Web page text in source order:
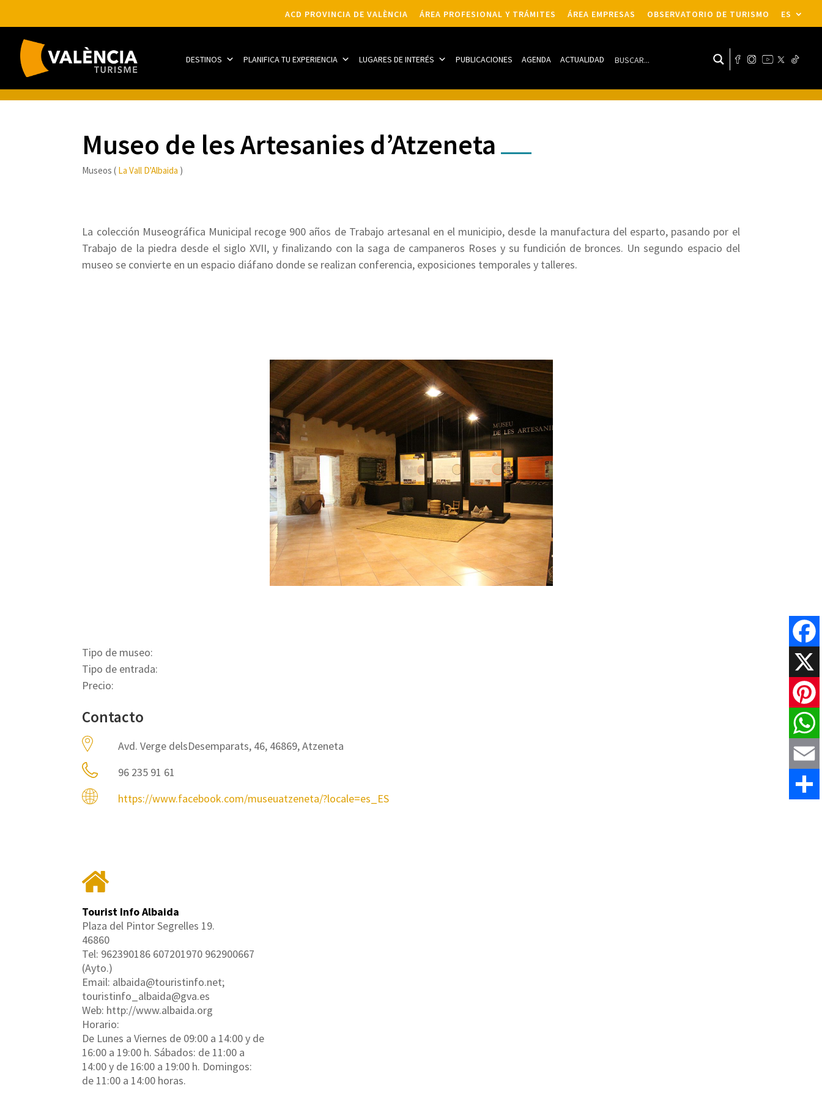
ACD PROVINCIA DE VALÈNCIA ÁREA PROFESIONAL Y TRÁMITES ÁREA EMPRESAS OBSERVATORIO DE TURISMO ES
DESTINOS PLANIFICA TU EXPERIENCIA LUGARES DE INTERÉS PUBLICACIONES AGENDA ACTUALIDAD
Museo de les Artesanies d’Atzeneta
Museos ( La Vall D'Albaida )
La colección Museográfica Municipal recoge 900 años de Trabajo artesanal en el municipio, desde la manufactura del esparto, pasando por el
Trabajo de la piedra desde el siglo XVII, y finalizando con la saga de campaneros Roses y su fundición de bronces. Un segundo espacio del
museo se convierte en un espacio diáfano donde se realizan conferencia, exposiciones temporales y talleres.
Tipo de museo:
Tipo de entrada:
Precio:
Contacto
Avd. Verge delsDesemparats, 46, 46869, Atzeneta
96 235 91 61
https://www.facebook.com/museuatzeneta/?locale=es_ES
Tourist Info Albaida
Plaza del Pintor Segrelles 19.
46860
Tel: 962390186 607201970 962900667
(Ayto.)
Email: albaida@touristinfo.net;
touristinfo_albaida@gva.es
Web: http://www.albaida.org
Horario:
De Lunes a Viernes de 09:00 a 14:00 y de
16:00 a 19:00 h. Sábados: de 11:00 a
14:00 y de 16:00 a 19:00 h. Domingos:
de 11:00 a 14:00 horas.
X
Email